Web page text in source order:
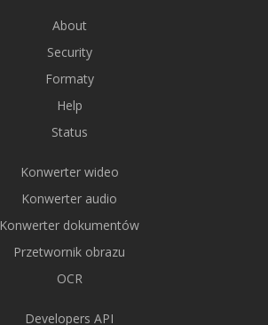
About
Security
Formaty
Help
Status
Konwerter wideo
Konwerter audio
Konwerter dokumentów
Przetwornik obrazu
OCR
Developers API